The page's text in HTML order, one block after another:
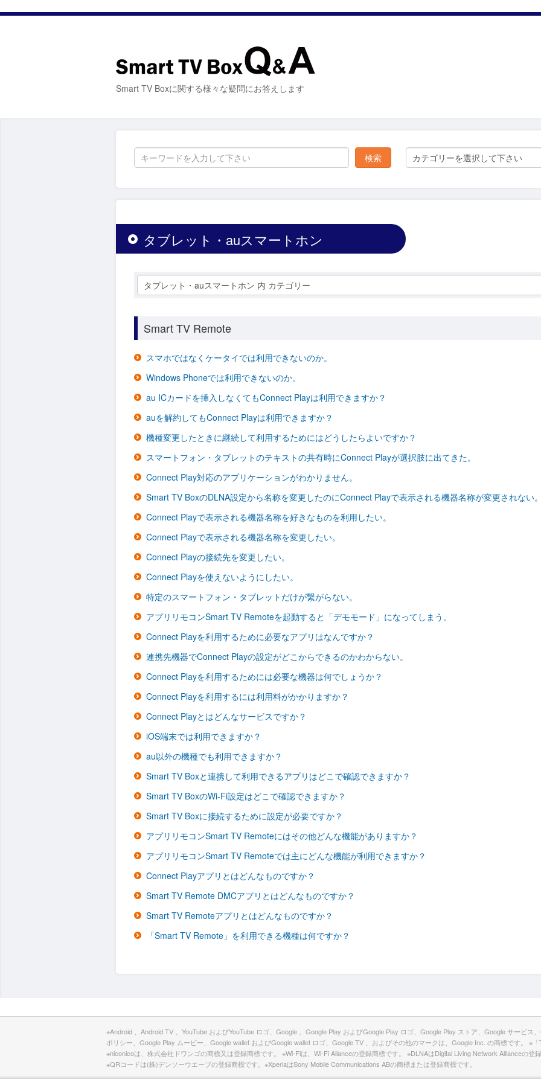
Smart TV Boxに関する様々な疑問にお答えします
カテゴリーを選択して下さい
タブレット・auスマートホン
タブレット・auスマートホン 内 カテゴリー
Smart TV Remote
スマホではなくケータイでは利用できないのか。
Windows Phoneでは利用できないのか。
au ICカードを挿入しなくてもConnect Playは利用できますか？
auを解約してもConnect Playは利用できますか？
機種変更したときに継続して利用するためにはどうしたらよいですか？
スマートフォン・タブレットのテキストの共有時にConnect Playが選択肢に出てきた。
Connect Play対応のアプリケーションがわかりません。
Smart TV BoxのDLNA設定から名称を変更したのにConnect Playで表示される機器名称が変更されない
Connect Playで表示される機器名称を好きなものを利用したい。
Connect Playで表示される機器名称を変更したい。
Connect Playの接続先を変更したい。
Connect Playを使えないようにしたい。
特定のスマートフォン・タブレットだけが繋がらない。
アプリリモコンSmart TV Remoteを起動すると「デモモード」になってしまう。
Connect Playを利用するために必要なアプリはなんですか？
連携先機器でConnect Playの設定がどこからできるのかわからない。
Connect Playを利用するためには必要な機器は何でしょうか？
Connect Playを利用するには利用料がかかりますか？
Connect Playとはどんなサービスですか？
iOS端末では利用できますか？
au以外の機種でも利用できますか？
Smart TV Boxと連携して利用できるアプリはどこで確認できますか？
Smart TV BoxのWi-Fi設定はどこで確認できますか？
Smart TV Boxに接続するために設定が必要ですか？
アプリリモコンSmart TV Remoteにはその他どんな機能がありますか？
アプリリモコンSmart TV Remoteでは主にどんな機能が利用できますか？
Connect Playアプリとはどんなものですか？
Smart TV Remote DMCアプリとはどんなものですか？
Smart TV Remoteアプリとはどんなものですか？
「Smart TV Remote」を利用できる機種は何ですか？
※Android 、Android TV 、YouTube およびYouTube ロゴ、Google 、Google Play およびGoogle Play ロゴ、Google Play ストア、Google サービス
ポリシー、Google Play ムービー、Google wallet およびGoogle wallet ロゴ、Google TV 、およびその他のマークは、Google Inc. の商標です。 ※
※niconicoは、株式会社ドワンゴの商標又は登録商標です。 ※Wi-Fiは、Wi-Fi Alianceの登録商標です。 ※DLNAはDigital Living Network Allianceの登
※QRコードは(株)デンソーウエーブの登録商標です。※XperiaはSony Mobile Communications ABの商標または登録商標です。